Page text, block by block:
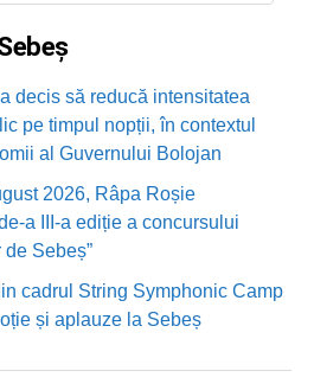
decis să reducă intensitatea
pe timpul nopții, în contextul
al Guvernului Bolojan
2026, Râpa Roșie
a III-a ediție a concursului
Sebeș”
cadrul String Symphonic Camp
și aplauze la Sebeș